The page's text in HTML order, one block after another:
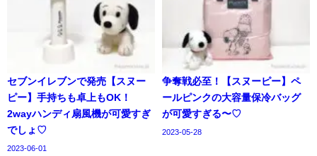
セブンイレブンで発売【スヌー
ピー】手持ちも卓上もOK！
2wayハンディ扇風機が可愛すぎ
でしょ♡
2023-06-01
争奪戦必至！【スヌーピー】ペ
ールピンクの大容量保冷バッグ
が可愛すぎる〜♡
2023-05-28